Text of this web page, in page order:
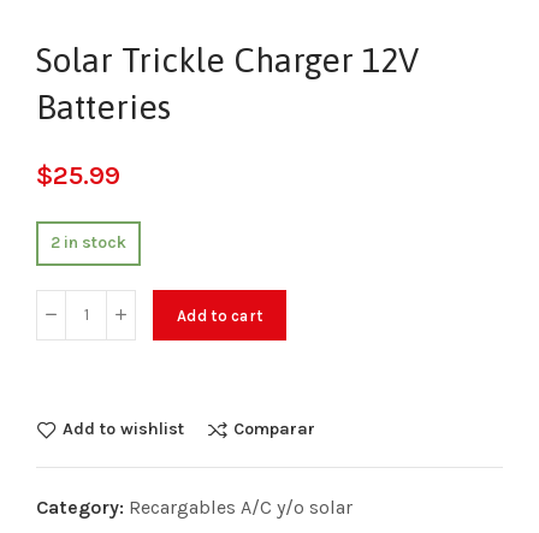
Solar Trickle Charger 12V
Batteries
$25.99
2 in stock
Add to cart
Add to wishlist Comparar
Category: Recargables A/C y/o solar